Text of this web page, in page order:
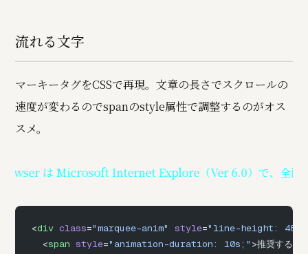
流れる文字
マーキータグをCSSで再現。文章の長さでスクロールの
速度が変わるのでspanのstyle属性で調整するのがオス
スメ。
は Microsoft Internet Explore（Ver 6.0）で、全画面表
<div class="marquee-anim" style="line-height:
  <
span style="animation-duration: 10s;" >推奨する